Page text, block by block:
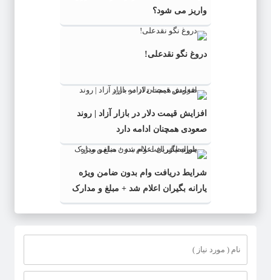
واریز می شود؟
دروغ نگو نقدعلی!
افزایش قیمت دلار در بازار آزاد | روند
صعودی همچنان ادامه دارد
شرایط دریافت وام بدون ضامن ویژه
یارانه بگیران اعلام شد + مبلغ و مدارک
مورد نیاز